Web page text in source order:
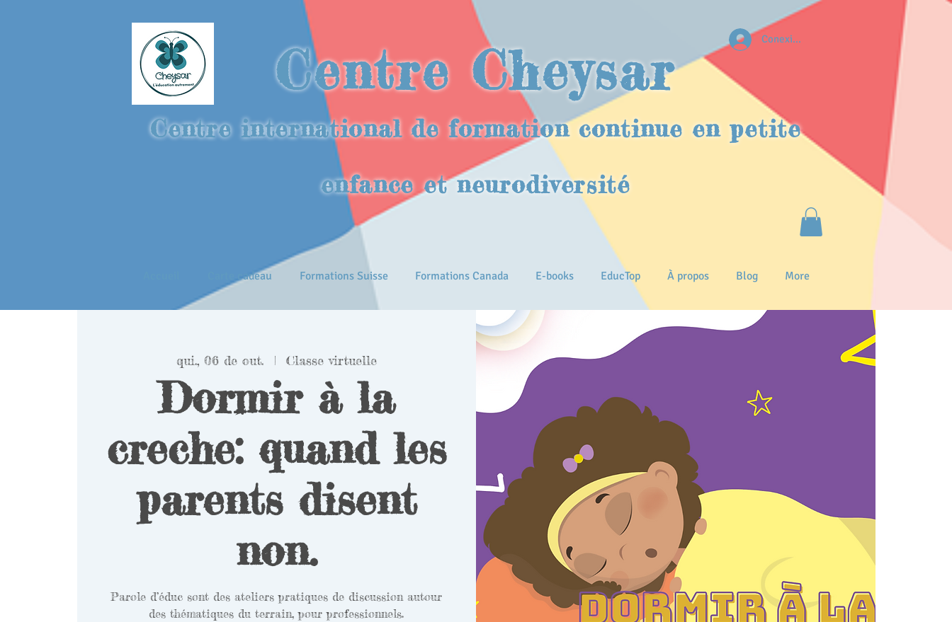
Centre Cheysar
Centre international de formation continue en petite
enfance et neurodiversité
Conexion
Carte cadeau Formations Suisse Formations Canada E-books EducTop À propos Blog More
qui., 06 de out.
  |
Classe virtuelle
Dormir à la
creche: quand les
parents disent
non.
Parole d’éduc sont des ateliers pratiques de discussion autour
des thématiques du terrain, pour professionnels.